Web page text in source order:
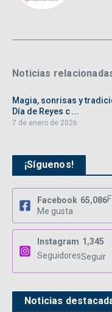
Noticias
Magia, sonrisas y
Día de Reyes c ...
7 de enero de 2026
¡Síguenos!
Facebook 65,086
Me gusta
Instagram 1,345
SeguidoresSeguir
Noticias